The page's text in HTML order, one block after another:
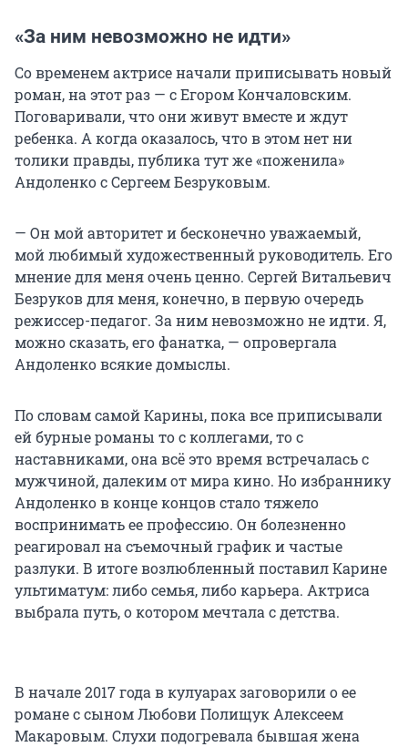
«За ним невозможно не идти»
Со временем актрисе начали приписывать новый
роман, на этот раз — с Егором Кончаловским.
Поговаривали, что они живут вместе и ждут
ребенка. А когда оказалось, что в этом нет ни
толики правды, публика тут же «поженила»
Андоленко с Сергеем Безруковым.
— Он мой авторитет и бесконечно уважаемый,
мой любимый художественный руководитель. Его
мнение для меня очень ценно. Сергей Витальевич
Безруков для меня, конечно, в первую очередь
режиссер-педагог. За ним невозможно не идти. Я,
можно сказать, его фанатка, — опровергала
Андоленко всякие домыслы.
По словам самой Карины, пока все приписывали
ей бурные романы то с коллегами, то с
наставниками, она всё это время встречалась с
мужчиной, далеким от мира кино. Но избраннику
Андоленко в конце концов стало тяжело
воспринимать ее профессию. Он болезненно
реагировал на съемочный график и частые
разлуки. В итоге возлюбленный поставил Карине
ультиматум: либо семья, либо карьера. Актриса
выбрала путь, о котором мечтала с детства.
В начале 2017 года в кулуарах заговорили о ее
романе с сыном Любови Полищук Алексеем
Макаровым. Слухи подогревала бывшая жена